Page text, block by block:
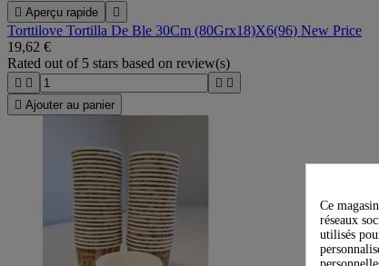
 Aperçu rapide 
Torttilove Tortilla De Ble 30Cm (80Grx18)X6(96) New Price
19,62 €
Rated out of 5 stars based on review(s)
   
 Ajouter au panier
Ce
réseaux
utilisés